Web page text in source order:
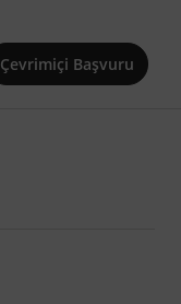
Çevrimiçi Başvuru